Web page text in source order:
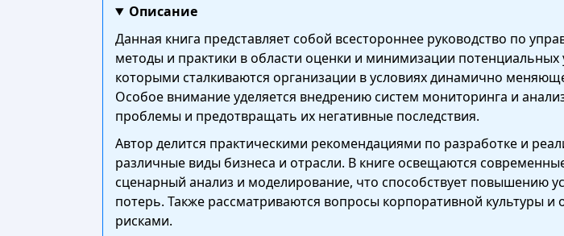
Описание
Данная книга представляет собой всестороннее руководство по
методы и практики в области оценки и минимизации
которыми сталкиваются организации в условиях динамично
Особое внимание уделяется внедрению систем мониторинга и
проблемы и предотвращать их негативные последствия.
Автор делится практическими рекомендациями по разработке и
различные виды бизнеса и отрасли. В книге освещаются
сценарный анализ и моделирование, что способствует повышению
потерь. Также рассматриваются вопросы корпоративной культуры
рисками.